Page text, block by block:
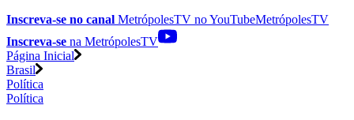
Inscreva-se no canal MetrópolesTV noYouTubeMetrópolesTV
Inscreva-se na MetrópolesTV
Página Inicial
Brasil
Política
Política